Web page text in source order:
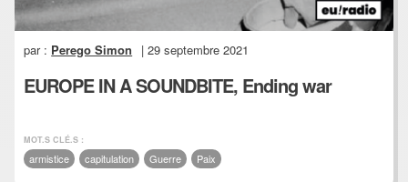
par : Perego Simon | 29 septembre 2021
EUROPE IN A SOUNDBITE, Ending war
MOT.S CLÉ.S :
armistice capitulation Guerre Paix